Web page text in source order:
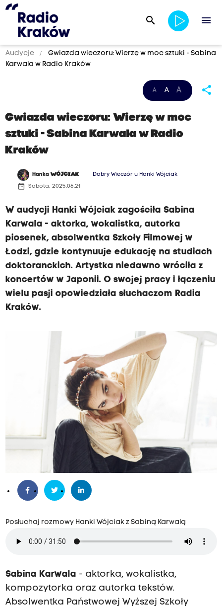
search menu
Audycje
Gwiazda wieczoru: Wierzę w moc sztuki - Sabina
Karwala w Radio Kraków
A A A share
Gwiazda wieczoru: Wierzę w moc
sztuki - Sabina Karwala w Radio
Kraków
HankaWÓJCIAK Dobry Wieczór u Hanki Wójciak
date_range Sobota, 2025.06.21
W audycji Hanki Wójciak zagościła Sabina
Karwala - aktorka, wokalistka, autorka
piosenek, absolwentka Szkoły Filmowej w
Łodzi, gdzie kontynuuje edukację na studiach
doktoranckich. Artystka niedawno wróciła z
koncertów w Japonii. O swojej pracy i łączeniu
wielu pasji opowiedziała słuchaczom Radia
Kraków.
Posłuchaj rozmowy Hanki Wójciak z Sabiną Karwalą
Sabina Karwala - aktorka, wokalistka,
kompozytorka oraz autorka tekstów.
Absolwentka Państwowej Wyższej Szkoły